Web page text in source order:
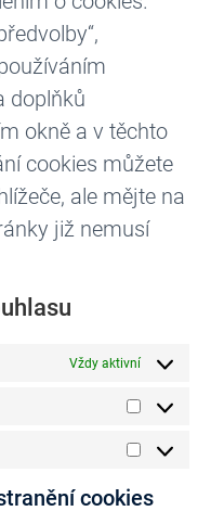
doplňků
okně a v těchto
cookies můžete
ale mějte na
již nemusí
Vždy aktivní
cookies